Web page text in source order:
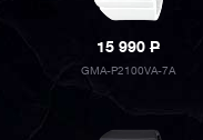
15 990P
GMA-P2100VA-7A